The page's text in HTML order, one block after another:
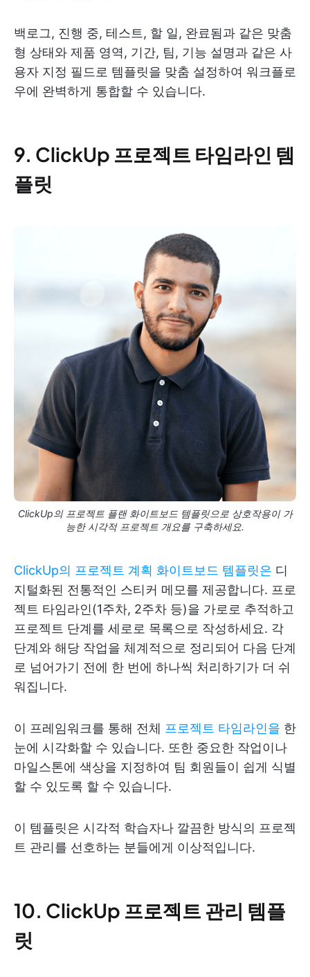
백로그, 진행 중, 테스트, 할 일, 완료됨과 같은 맞춤
형 상태와 제품 영역, 기간, 팀, 기능 설명과 같은 사
용자 지정 필드로 템플릿을 맞춤 설정하여 워크플로
우에 완벽하게 통합할 수 있습니다.
9. ClickUp 프로젝트 타임라인 템
플릿
ClickUp의 프로젝트 플랜 화이트보드 템플릿으로 상호작용이 가
능한 시각적 프로젝트 개요를 구축하세요.
ClickUp의 프로젝트 계획 화이트보드 템플릿은 디
지털화된 전통적인 스티커 메모를 제공합니다. 프로
젝트 타임라인(1주차, 2주차 등)을 가로로 추적하고
프로젝트 단계를 세로로 목록으로 작성하세요. 각
단계와 해당 작업을 체계적으로 정리되어 다음 단계
로 넘어가기 전에 한 번에 하나씩 처리하기가 더 쉬
워집니다.
이 프레임워크를 통해 전체 프로젝트 타임라인을 한
눈에 시각화할 수 있습니다. 또한 중요한 작업이나
마일스톤에 색상을 지정하여 팀 회원들이 쉽게 식별
할 수 있도록 할 수 있습니다.
이 템플릿은 시각적 학습자나 깔끔한 방식의 프로젝
트 관리를 선호하는 분들에게 이상적입니다.
10. ClickUp 프로젝트 관리 템플
릿